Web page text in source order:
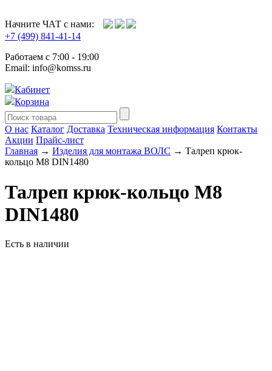
Начните ЧАТ с нами:
+7 (499) 841-41-14
Работаем с 7:00 - 19:00
Email: info@komss.ru
Кабинет
Корзина
О нас Каталог Доставка Техническая информация Контакты
Акции Прайс-лист
Главная → Изделия для монтажа ВОЛС → Талреп крюк-
кольцо М8 DIN1480
Талреп крюк-кольцо М8
DIN1480
Есть в наличии